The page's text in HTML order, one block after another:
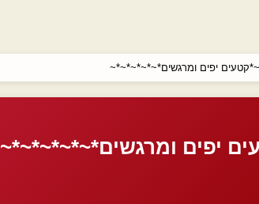
יפים ומרגשים*~*~*~*~*~
יפים ומרגשים*~*~*~*~*~